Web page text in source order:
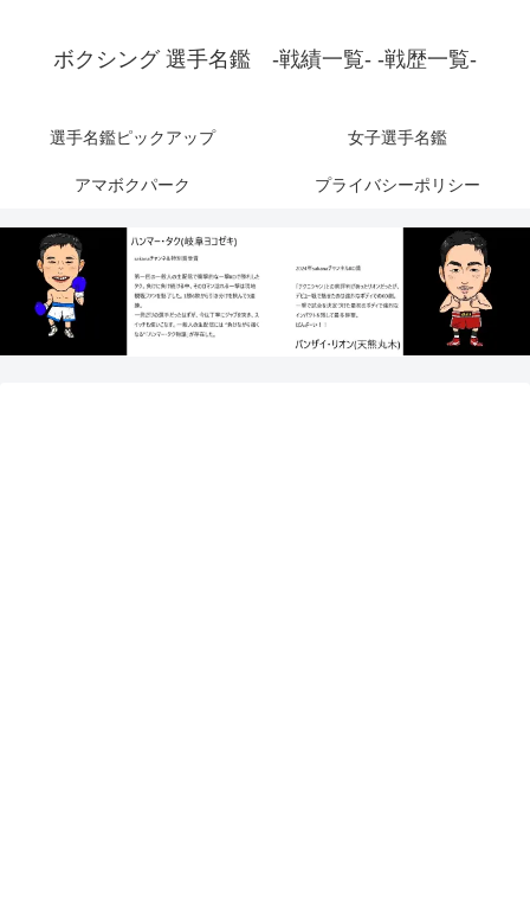
ボクシング 選手名鑑 -戦績一覧- -戦歴一覧-
選手名鑑ピックアップ 女子選手名鑑
アマボクパーク プライバシーポリシー